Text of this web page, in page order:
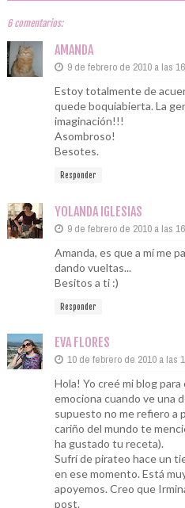
6 comentarios:
AMANDA
9 de febrero de 2010 a las
Estoy totalmente de
quede boquiabierta. La
imaginación!!!
Asombroso!
Besotes.
Responder
YOLANDA IGLESIAS
9 de febrero de 2010 a las
Amanda, es que a mí me
dando vueltas...
Besitos a ti :)
Responder
EVA FLORES
10 de febrero de 2010 a las
Hola! Yo creé mi blog
emociona cuando ve una
supuesto no me refiero a
cariño del mundo te
ha gustado tu receta).
Sufrí de pirateo hace un
en ese momento. Está
apoyemos. Creo que
post.